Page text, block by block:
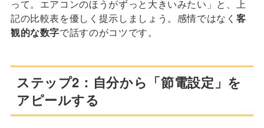
って。エアコンのほうがずっと大きいみたい」と、上
記の比較表を優しく提示しましょう。感情ではなく 客
観的な数字で話すのがコツです。
ステップ2：自分から「節電設定」を
アピールする